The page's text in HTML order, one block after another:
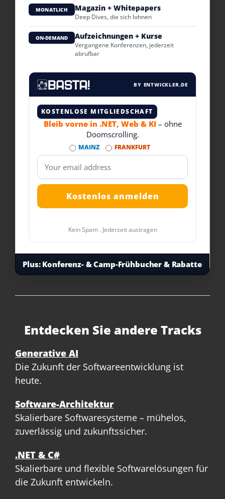
MONATLICH Magazin + Whitepapers
Deep Dives, die sich lohnen
ON-DEMAND Aufzeichnungen + Kurse
Vergangene Konferenzen, jederzeit
abrufbar
BY ENTWICKLER.DE
KOSTENLOSE MITGLIEDSCHAFT
Bleib vorne in .NET, Web & KI – ohne
Doomscrolling.
MAINZ FRANKFURT
Kein Spam . Jederzeit austragen
Plus:Konferenz- & Camp-Frühbucher & Rabatte
Entdecken Sie andere Tracks
Generative AI
Die Zukunft der Softwareentwicklung ist
heute.
Software-Architektur
Skalierbare Softwaresysteme – mühelos,
zuverlässig und zukunftssicher.
.NET & C#
Skalierbare und flexible Softwarelösungen für
die Zukunft entwickeln.